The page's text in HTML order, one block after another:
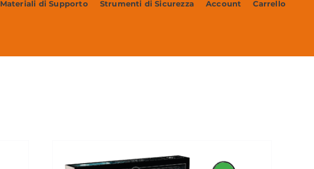
Materiali di Supporto Strumenti di Sicurezza Account Carrello